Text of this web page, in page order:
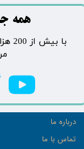
درباره ما
تماس با ما
​​​همه
​با